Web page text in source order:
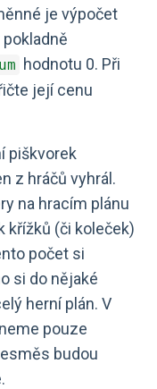
je výpočet
hodnotu 0. Při
její cenu
piškvorek
z hráčů vyhrál.
na hracím plánu
křížků (či koleček)
počet si
si do nějaké
herní plán. V
pouze
budou